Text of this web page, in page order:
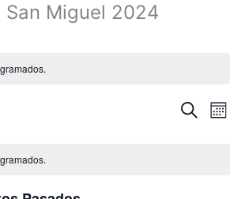
San Miguel 2024
Navegación
BuscarMes